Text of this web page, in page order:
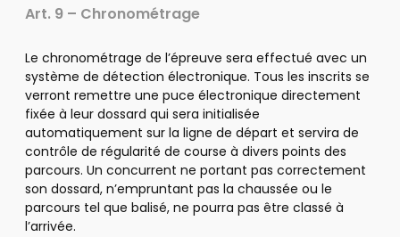
Art. 9 – Chronométrage
Le chronométrage de l’épreuve sera effectué avec un
système de détection électronique. Tous les inscrits se
verront remettre une puce électronique directement
fixée à leur dossard qui sera initialisée
automatiquement sur la ligne de départ et servira de
contrôle de régularité de course à divers points des
parcours. Un concurrent ne portant pas correctement
son dossard, n’empruntant pas la chaussée ou le
parcours tel que balisé, ne pourra pas être classé à
l’arrivée.